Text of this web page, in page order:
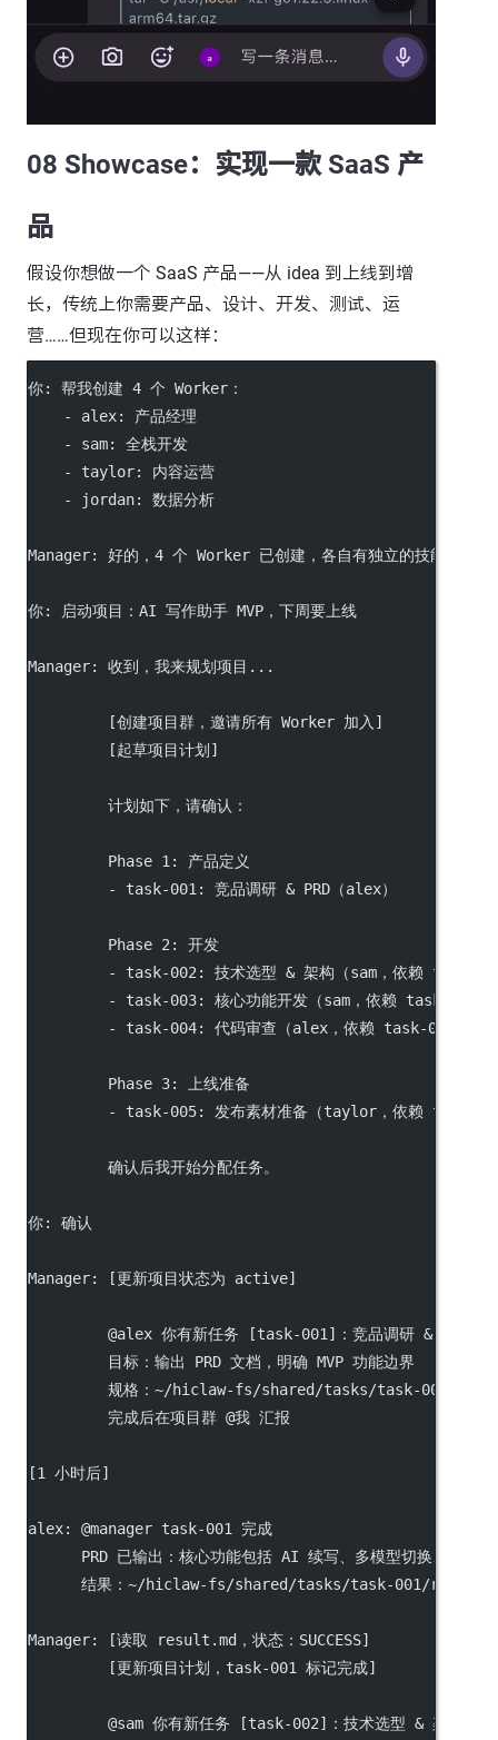
08 Showcase：实现一款 SaaS 产
品
假设你想做一个 SaaS 产品——从 idea 到上线到增
长，传统上你需要产品、设计、开发、测试、运
营……但现在你可以这样：
你: 帮我创建 4 个 Worker：
    - alex: 产品经理
    - sam: 全栈开发
    - taylor: 内容运营
    - jordan: 数据分析
Manager: 好的，4 个 Worker 已创建，各自有独立的技能和记忆
你: 启动项目：AI 写作助手 MVP，下周要上线
Manager: 收到，我来规划项目...
         [创建项目群，邀请所有 Worker 加入]
         [起草项目计划]
         计划如下，请确认：
         Phase 1: 产品定义
         - task-001: 竞品调研 & PRD（alex）
         Phase 2: 开发
- task-002: 技术选型 & 架构（sam，依赖 task-
         - task-003: 核心功能开发（sam，依赖 task-002）
         - task-004: 代码审查（alex，依赖 task-003）
         Phase 3: 上线准备
- task-005: 发布素材准备（taylor，依赖 task-
         确认后我开始分配任务。
你: 确认
Manager: [更新项目状态为 active]
         @alex 你有新任务 [task-001]：竞品调研 & PRD
         目标：输出 PRD 文档，明确 MVP 功能边界
规格：~/hiclaw-fs/shared/tasks/task-001/
         完成后在项目群 @我 汇报
[1 小时后]
alex: @manager task-001 完成
PRD 已输出：核心功能包括 AI 续写、多模型切换、历史记
结果：~/hiclaw-fs/shared/tasks/task-001/
Manager: [读取 result.md，状态：SUCCESS]
         [更新项目计划，task-001 标记完成]
         @sam 你有新任务 [task-002]：技术选型 & 架构